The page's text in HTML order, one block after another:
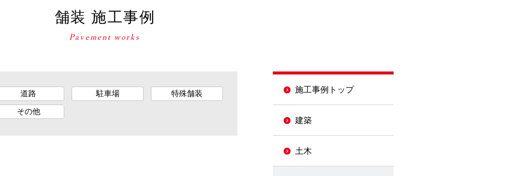
舗装 施工事例
道路 駐車場
特殊舗装
その他
施工事例トップ
建築
土木